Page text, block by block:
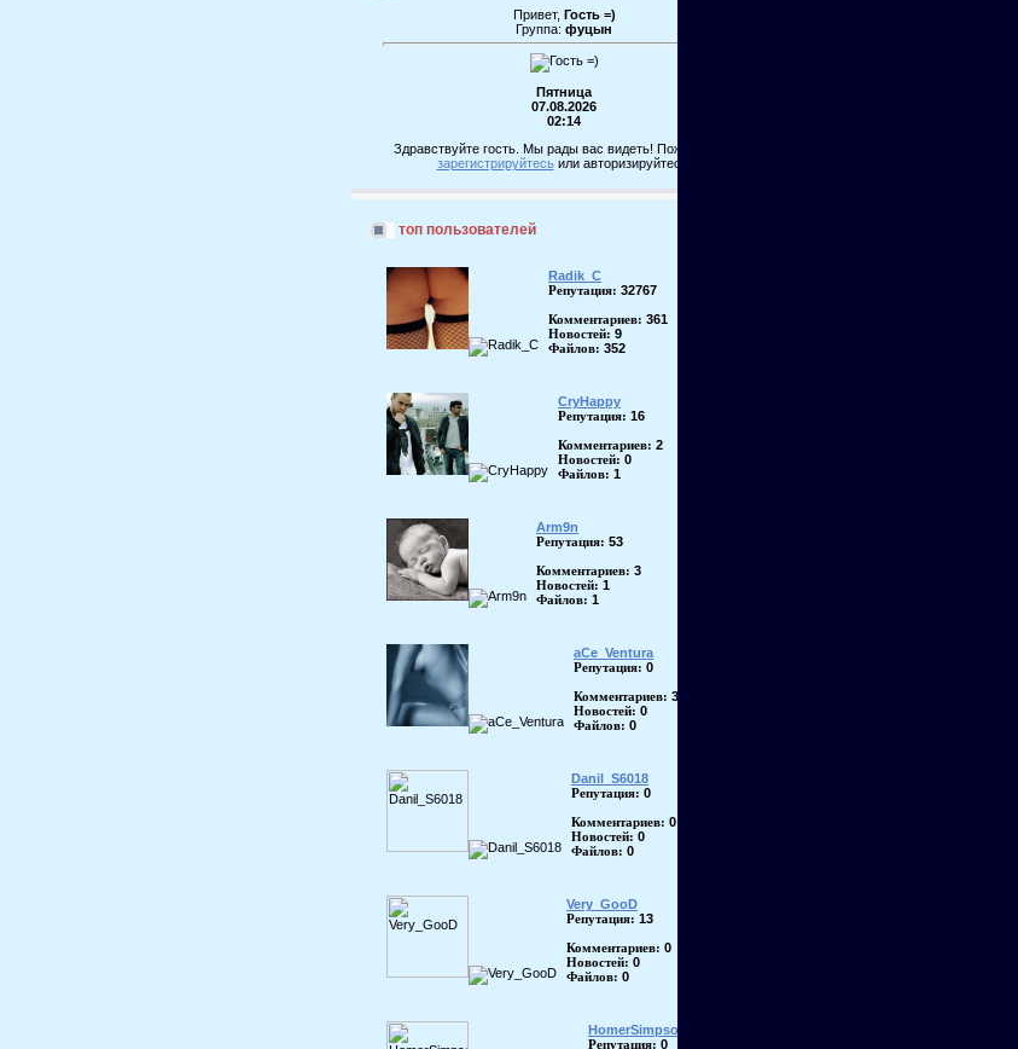
Привет, Гость =)
Группа: фуцын
Пятница
07.08.2026
02:14
Здравствуйте гость. Мы рады вас видеть! Пожалуйста,
зарегистрируйтесьили авторизируйтесь!
топ пользователей
Radik_C
Репутация: 32767
Комментариев: 361
Новостей: 9
Файлов: 352
CryHappy
Репутация: 16
Комментариев: 2
Новостей: 0
Файлов: 1
Arm9n
Репутация: 53
Комментариев: 3
Новостей: 1
Файлов: 1
aCe_Ventura
Репутация: 0
Комментариев: 3
Новостей: 0
Файлов: 0
Danil_S6018
Репутация: 0
Комментариев: 0
Новостей: 0
Файлов: 0
Very_GooD
Репутация: 13
Комментариев: 0
Новостей: 0
Файлов: 0
HomerSimpson
Репутация: 0